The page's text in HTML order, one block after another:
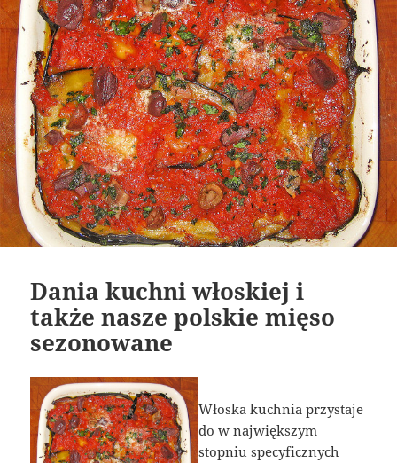
Dania kuchni włoskiej i
także nasze polskie mięso
sezonowane
Włoska kuchnia przystaje
do w największym
stopniu specyficznych